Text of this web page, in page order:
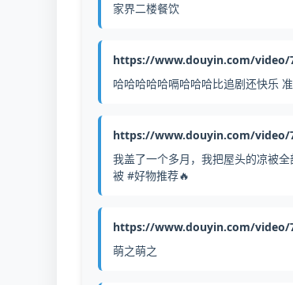
家界二楼餐饮
https://www.douyin.com/video/
哈哈哈哈哈嗝哈哈哈比追剧还快乐
https://www.douyin.com/video/
我盖了一个多月，我把屋头的凉被
被 #好物推荐🔥
https://www.douyin.com/video/
萌之萌之